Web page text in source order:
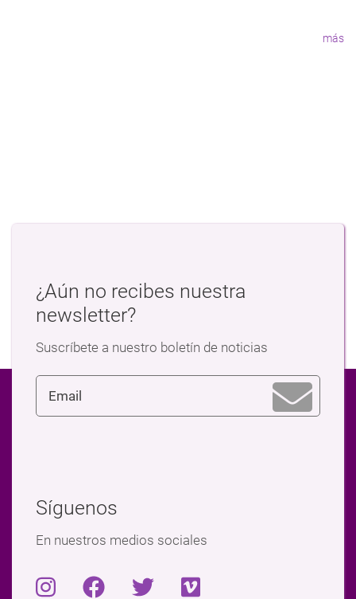
más
¿Aún no recibes nuestra
newsletter?
Suscríbete a nuestro boletín de noticias
Síguenos
En nuestros medios sociales